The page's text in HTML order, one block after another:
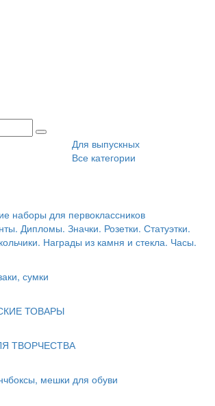
Для выпускных
Все категории
наборы для первоклассников
Дипломы. Значки. Розетки. Статуэтки.
Награды из камня и стекла. Часы.
сумки
ТОВАРЫ
ТВОРЧЕСТВА
мешки для обуви